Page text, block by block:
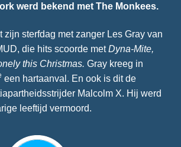
werd bekend met The Monkees.
zijn sterfdag met zanger Les Gray van
die hits scoorde metDyna-Mite,
this Christmas. Gray kreeg in
een hartaanval. En ook is dit de
Malcolm X. Hij werd
leeftijd vermoord.